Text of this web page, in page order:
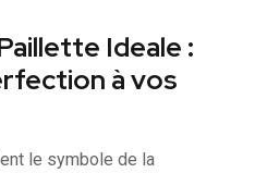
Ideale :
à vos
le symbole de la